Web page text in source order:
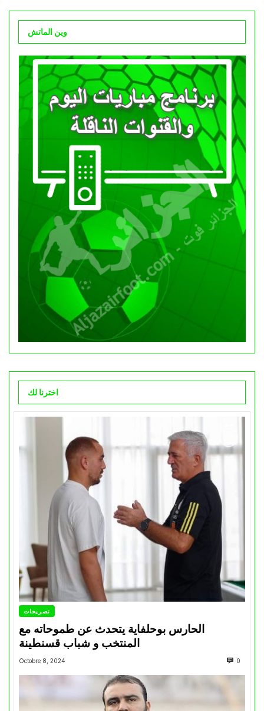
وين الماتش
اخترنا لك
تصريحات
الحارس بوحلفاية يتحدث عن طموحاته مع
المنتخب و شباب قسنطينة
Octobre 8, 2024 0